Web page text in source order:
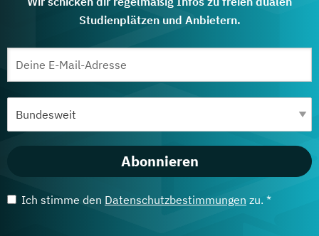
Studienplätzen und Anbietern.
Abonnieren
Ich stimme den Datenschutzbestimmungen zu. *